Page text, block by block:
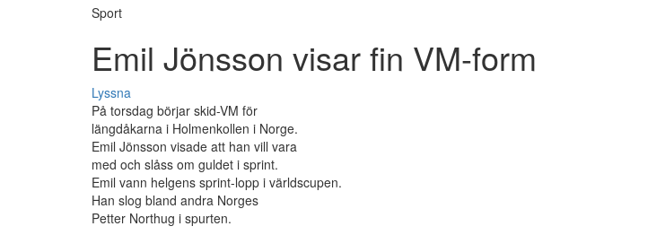
Sport
Emil Jönsson visar fin VM-form
Lyssna
På torsdag börjar skid-VM för
längdåkarna i Holmenkollen i Norge.
Emil Jönsson visade att han vill vara
med och slåss om guldet i sprint.
Emil vann helgens sprint-lopp i världscupen.
Han slog bland andra Norges
Petter Northug i spurten.